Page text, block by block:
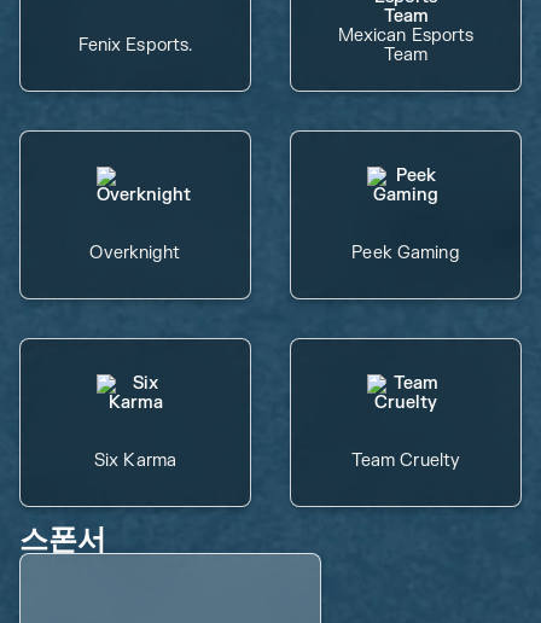
Fenix Esports.
Mexican Esports
Team
Overknight Peek Gaming
Six Karma Team Cruelty
스폰서